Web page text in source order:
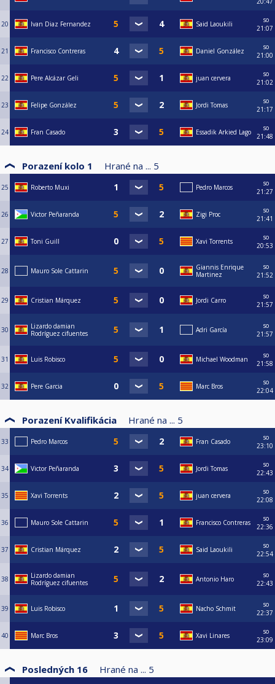
20 Ivan Diaz Fernandez Said Laoukili
so
21:07
21 Francisco Contreras Daniel González
so
21:00
22 Pere Alcázar Geli juan cervera
so
21:02
23 Felipe González Jordi Tomas
so
21:17
24 Fran Casado Essadik Arkied Lago
so
21:48
Porazení kolo 1 Hrané na ... 5
25 Roberto Muxi Pedro Marcos
so
21:27
26 Victor Peñaranda Zigi Proc
so
21:41
27 Toni Guill Xavi Torrents
so
20:53
28 Mauro Sole Cattarin
Giannis Enrique
Martinez
so
21:52
29 Cristian Márquez Jordi Carro
so
21:57
30
Lizardo damian
Rodríguez cifuentes
Adri García
so
21:57
31 Luis Robisco Michael Woodman
so
21:58
32 Pere Garcia Marc Bros
so
22:04
Porazení Kvalifikácia Hrané na ... 5
33 Pedro Marcos Fran Casado
so
23:10
34 Victor Peñaranda Jordi Tomas
so
22:43
35 Xavi Torrents juan cervera
so
22:08
36 Mauro Sole Cattarin Francisco Contreras
so
22:36
37 Cristian Márquez Said Laoukili
so
22:54
38
Lizardo damian
Rodríguez cifuentes
Antonio Haro
so
22:43
39 Luis Robisco Nacho Schmit
so
22:37
40 Marc Bros Xavi Linares
so
23:09
Posledných 16 Hrané na ... 5